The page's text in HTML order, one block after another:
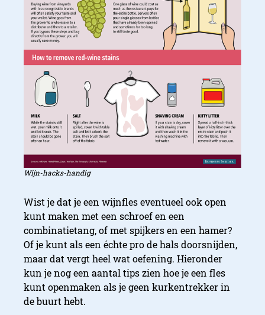
Wijn-hacks-handig
Wist je dat je een wijnfles eventueel ook open
kunt maken met een schroef en een
combinatietang, of met spijkers en een hamer?
Of je kunt als een échte pro de hals doorsnijden,
maar dat vergt heel wat oefening. Hieronder
kun je nog een aantal tips zien hoe je een fles
kunt openmaken als je geen kurkentrekker in
de buurt hebt.